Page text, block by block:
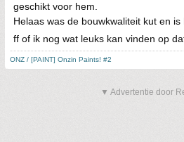
geschikt voor hem.
Helaas was de bouwkwaliteit kut en
ff of ik nog wat leuks kan vinden op
ONZ / [PAINT] Onzin Paints! #2
▼ Advertentie door